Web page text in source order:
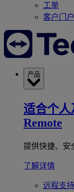
工单
客户门
产品
适合个
Remote
提供快捷、安
了解详情
远程支持